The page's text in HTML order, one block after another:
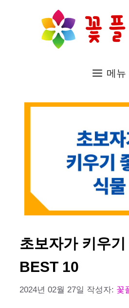
메뉴
초보자가 키우
BEST 10
2024년 02월 27일 작성자: 꽃